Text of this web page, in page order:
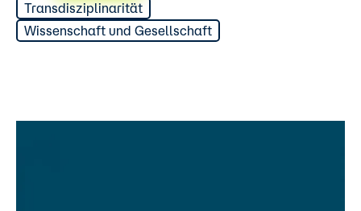
Transdisziplinarität
Wissenschaft und Gesellschaft